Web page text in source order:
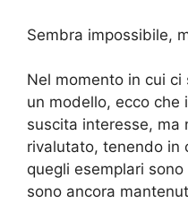
Sembra impossibile,
Nel momento in cui
un modello, ecco che
suscita interesse, ma
rivalutato, tenendo in
quegli esemplari
sono ancora